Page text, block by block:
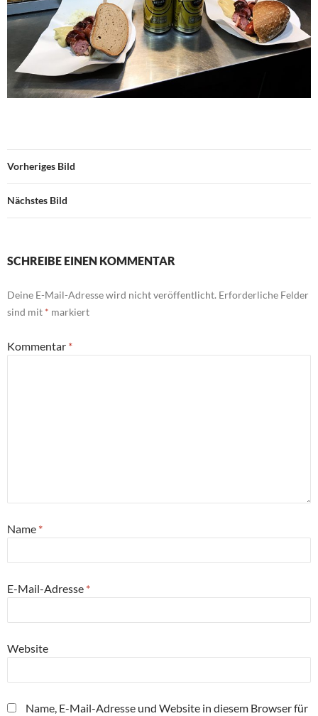
Vorheriges Bild
Nächstes Bild
SCHREIBE EINEN KOMMENTAR
Deine E-Mail-Adresse wird nicht veröffentlicht. Erforderliche Felder
sind mit * markiert
Kommentar *
Name *
E-Mail-Adresse *
Website
Name, E-Mail-Adresse und Website in diesem Browser für